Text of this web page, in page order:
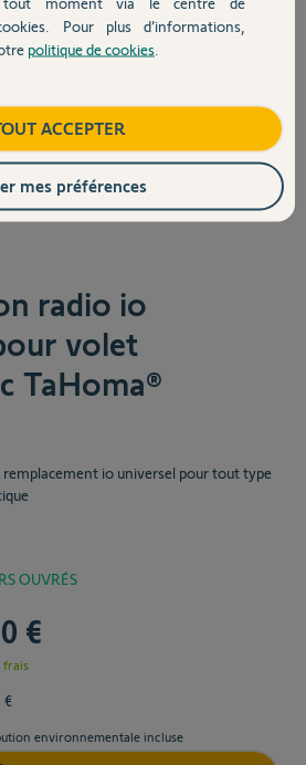
larger imageView larger imageView larger
radio io
volet
TaHoma®
io universel pour tout type
OUVRÉS
chosen options
€
frais
€
environnementale incluse
savoir plus
100,00 €
Final product
838,00 €
Ajouter au panier
Pour plus d’informations,
politique de cookies
ACCEPTER
mes préférences